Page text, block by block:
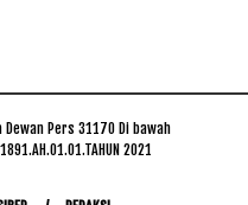
Pers 31170 Di bawah
2021